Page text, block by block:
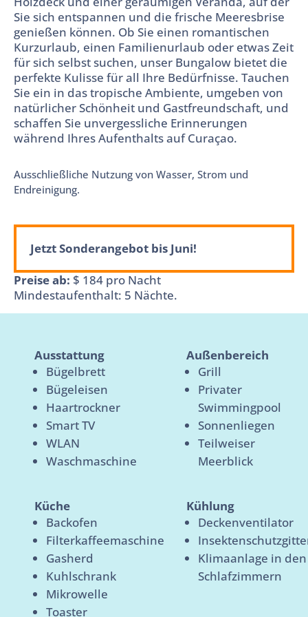
Sie sich entspannen und die frische Meeresbrise
genießen können. Ob Sie einen romantischen
Kurzurlaub, einen Familienurlaub oder etwas Zeit
für sich selbst suchen, unser Bungalow bietet die
perfekte Kulisse für all Ihre Bedürfnisse. Tauchen
Sie ein in das tropische Ambiente, umgeben von
natürlicher Schönheit und Gastfreundschaft, und
schaffen Sie unvergessliche Erinnerungen
während Ihres Aufenthalts auf Curaçao.
Ausschließliche Nutzung von Wasser, Strom und
Endreinigung.
Jetzt Sonderangebot bis Juni!
Preise ab: $ 184 pro Nacht
Mindestaufenthalt: 5 Nächte.
Ausstattung
Bügelbrett
Bügeleisen
Haartrockner
Smart TV
WLAN
Waschmaschine
Außenbereich
Grill
Privater
Swimmingpool
Sonnenliegen
Teilweiser
Meerblick
Küche
Backofen
Filterkaffeemaschine
Gasherd
Kuhlschrank
Mikrowelle
Toaster
Kühlung
Deckenventilator
Klimaanlage in den
Schlafzimmern